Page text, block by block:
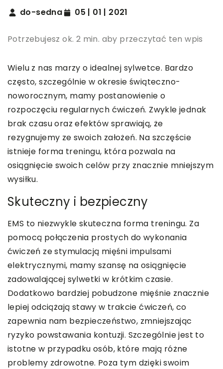
do-sedna 05 | 01 | 2021
Potrzebujesz ok. 2 min. aby przeczytać ten wpis
Wielu z nas marzy o idealnej sylwetce. Bardzo
często, szczególnie w okresie świąteczno-
noworocznym, mamy postanowienie o
rozpoczęciu regularnych ćwiczeń. Zwykle jednak
brak czasu oraz efektów sprawiają, że
rezygnujemy ze swoich założeń. Na szczęście
istnieje forma treningu, która pozwala na
osiągnięcie swoich celów przy znacznie mniejszym
wysiłku.
Skuteczny i bezpieczny
EMS to niezwykle skuteczna forma treningu. Za
pomocą połączenia prostych do wykonania
ćwiczeń ze stymulacją mięśni impulsami
elektrycznymi, mamy szansę na osiągnięcie
zadowalającej sylwetki w krótkim czasie.
Dodatkowo bardziej pobudzone mięśnie znacznie
lepiej odciążają stawy w trakcie ćwiczeń, co
zapewnia nam bezpieczeństwo, zmniejszając
ryzyko powstawania kontuzji. Szczególnie jest to
istotne w przypadku osób, które mają różne
problemy zdrowotne. Poza tym dzięki swoim